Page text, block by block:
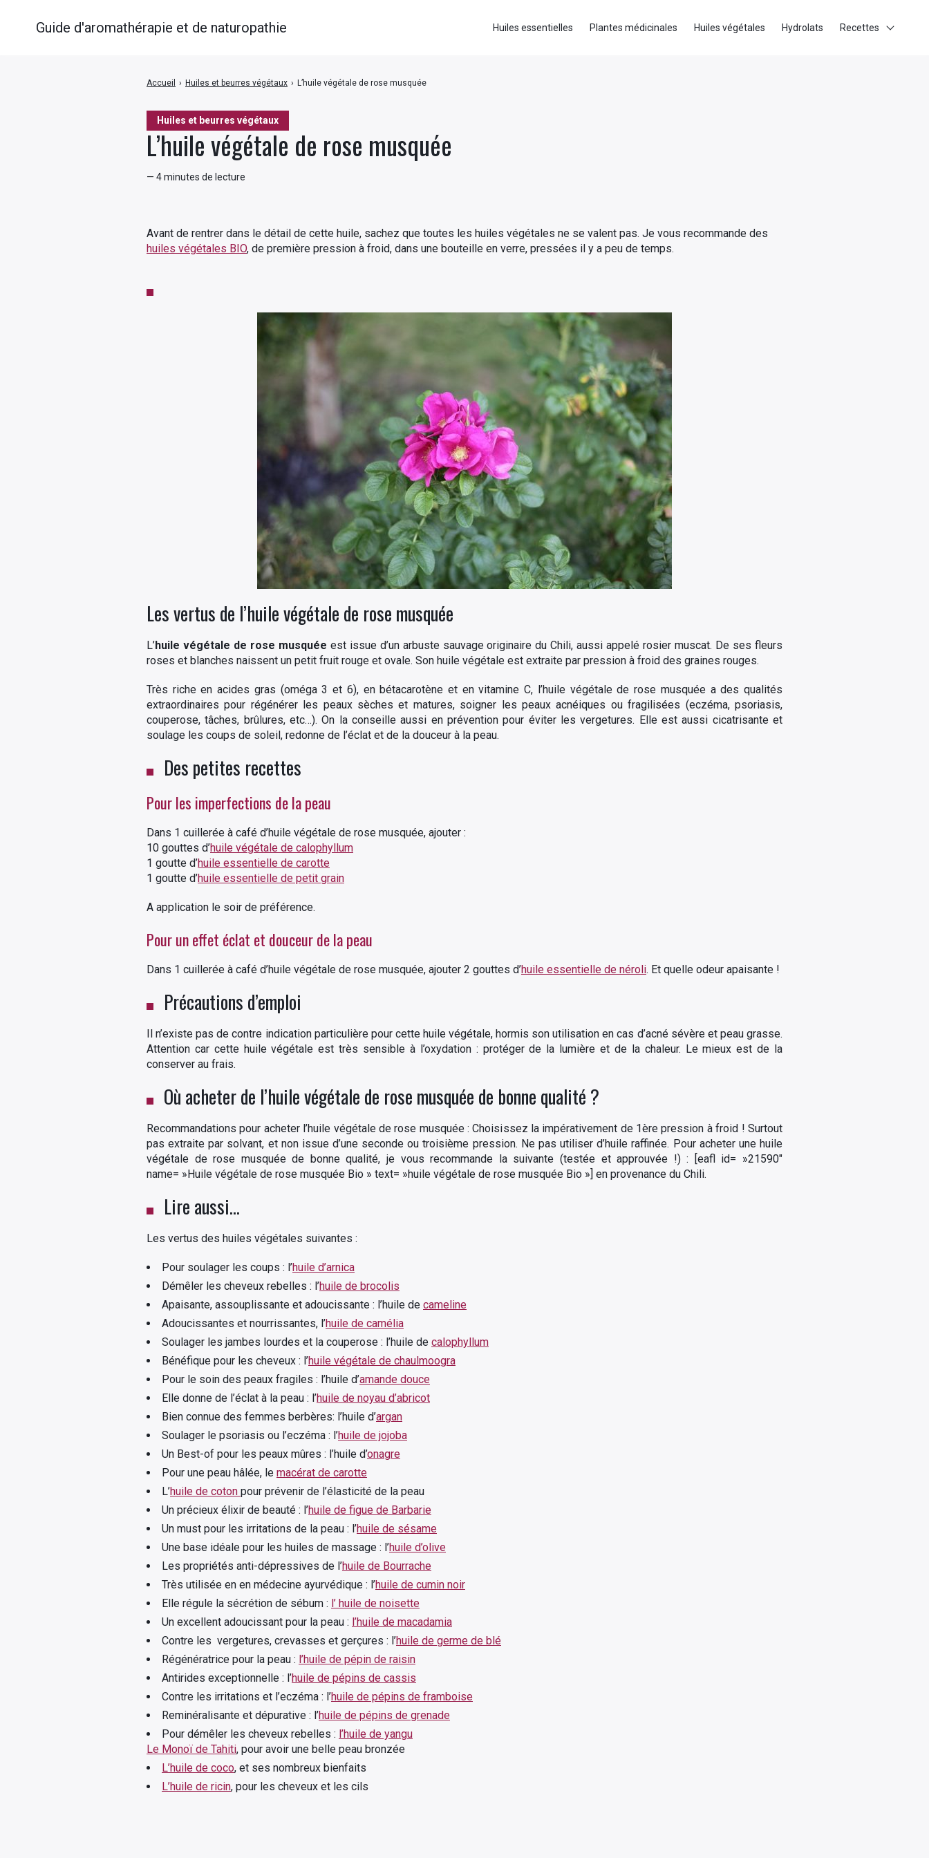
Huiles et beurres végétaux
L’huile végétale de rose musquée
— 4 minutes de lecture
Accueil › Huiles et beurres végétaux › L’huile végétale de rose musquée
Avant de rentrer dans le détail de cette huile, sachez que toutes les huiles végétales ne se valent pas. Je vous recommande des
huiles végétales BIO, de première pression à froid, dans une bouteille en verre, pressées il y a peu de temps.
Les vertus de l’huile végétale de rose musquée
L’huile végétale de rose musquée est issue d’un arbuste sauvage originaire du Chili, aussi appelé rosier muscat. De ses fleurs
roses et blanches naissent un petit fruit rouge et ovale. Son huile végétale est extraite par pression à froid des graines rouges.
Très riche en acides gras (oméga 3 et 6), en bétacarotène et en vitamine C, l’huile végétale de rose musquée a des qualités
extraordinaires pour régénérer les peaux sèches et matures, soigner les peaux acnéiques ou fragilisées (eczéma, psoriasis,
couperose, tâches, brûlures, etc…). On la conseille aussi en prévention pour éviter les vergetures. Elle est aussi cicatrisante et
soulage les coups de soleil, redonne de l’éclat et de la douceur à la peau.
Des petites recettes
Pour les imperfections de la peau
Dans 1 cuillerée à café d’huile végétale de rose musquée, ajouter :
10 gouttes d’huile végétale de calophyllum
1 goutte d’huile essentielle de carotte
1 goutte d’huile essentielle de petit grain
A application le soir de préférence.
Pour un effet éclat et douceur de la peau
Dans 1 cuillerée à café d’huile végétale de rose musquée, ajouter 2 gouttes d’huile essentielle de néroli. Et quelle odeur apaisante !
Précautions d’emploi
Il n’existe pas de contre indication particulière pour cette huile végétale, hormis son utilisation en cas d’acné sévère et peau grasse.
Attention car cette huile végétale est très sensible à l’oxydation : protéger de la lumière et de la chaleur. Le mieux est de la
conserver au frais.
Où acheter de l’huile végétale de rose musquée de bonne qualité ?
Recommandations pour acheter l’huile végétale de rose musquée : Choisissez la impérativement de 1ère pression à froid ! Surtout
pas extraite par solvant, et non issue d’une seconde ou troisième pression. Ne pas utiliser d’huile raffinée. Pour acheter une huile
végétale de rose musquée de bonne qualité, je vous recommande la suivante (testée et approuvée !) : [eafl id= »21590″
name= »Huile végétale de rose musquée Bio » text= »huile végétale de rose musquée Bio »] en provenance du Chili.
Lire aussi…
Les vertus des huiles végétales suivantes :
Pour soulager les coups : l’huile d’arnica
Démêler les cheveux rebelles : l’huile de brocolis
Apaisante, assouplissante et adoucissante : l’huile de cameline
Adoucissantes et nourrissantes, l’huile de camélia
Soulager les jambes lourdes et la couperose : l’huile de calophyllum
Bénéfique pour les cheveux : l’huile végétale de chaulmoogra
Pour le soin des peaux fragiles : l’huile d’amande douce
Elle donne de l’éclat à la peau : l’huile de noyau d’abricot
Bien connue des femmes berbères: l’huile d’argan
Soulager le psoriasis ou l’eczéma : l’huile de jojoba
Un Best-of pour les peaux mûres : l’huile d’onagre
Pour une peau hâlée, le macérat de carotte
L’huile de coton pour prévenir de l’élasticité de la peau
Un précieux élixir de beauté : l’huile de figue de Barbarie
Un must pour les irritations de la peau : l’huile de sésame
Une base idéale pour les huiles de massage : l’huile d’olive
Les propriétés anti-dépressives de l’huile de Bourrache
Très utilisée en en médecine ayurvédique : l’huile de cumin noir
Elle régule la sécrétion de sébum : l’ huile de noisette
Un excellent adoucissant pour la peau : l’huile de macadamia
Contre les vergetures, crevasses et gerçures : l’huile de germe de blé
Régénératrice pour la peau : l’huile de pépin de raisin
Antirides exceptionnelle : l’huile de pépins de cassis
Contre les irritations et l’eczéma : l’huile de pépins de framboise
Reminéralisante et dépurative : l’huile de pépins de grenade
Pour démêler les cheveux rebelles : l’huile de yangu
Le Monoï de Tahiti, pour avoir une belle peau bronzée
L’huile de coco, et ses nombreux bienfaits
L’huile de ricin, pour les cheveux et les cils
Guide d'aromathérapie et de naturopathie Huiles essentielles Plantes médicinales Huiles végétales Hydrolats Recettes